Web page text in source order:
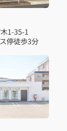
1-35-1
停徒歩3分